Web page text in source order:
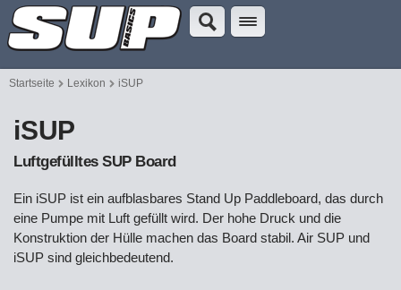
Startseite Lexikon iSUP
iSUP
Luftgefülltes SUP Board
Ein iSUP ist ein aufblasbares Stand Up Paddleboard, das durch
eine Pumpe mit Luft gefüllt wird. Der hohe Druck und die
Konstruktion der Hülle machen das Board stabil. Air SUP und
iSUP sind gleichbedeutend.